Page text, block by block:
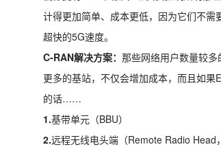
计得更加简单、成本更低，因为它们不
超快的5G速度。
C-RAN解决方案： 那些网络用户数量较
更多的基站，不仅会增加成本，而且如
的话……
1.基带单元（BBU）
2.远程无线电头端（Remote Radio Head